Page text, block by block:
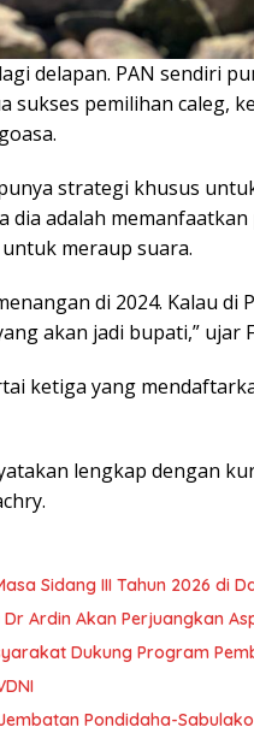
delapan. PAN sendiri
sukses pemilihan caleg,
strategi khusus
adalah memanfaatkan
meraup suara.
di 2024. Kalau di
akan jadi bupati,” ujar
ketiga yang
lengkap dengan
Sidang III Tahun 2026 di
Dr Ardin Akan Perjuangkan
Dukung Program
Pondidaha-